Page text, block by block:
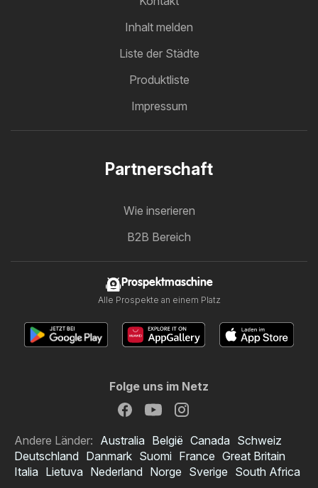
Inhalt melden
Liste der Städte
Produktliste
Impressum
Partnerschaft
Wie inserieren
B2B Bereich
Prospektmaschine
Alle Prospekte an einem Platz
Folge uns im Netz
Andere Länder: Australia België Canada Schweiz
Deutschland Danmark Suomi France Great Britain
Italia Lietuva Nederland Norge Sverige South Africa